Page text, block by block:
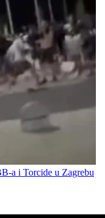
a i Torcide u Zagrebu